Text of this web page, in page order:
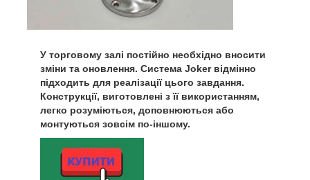
У торговому залі постійно необхідно вносити
зміни та оновлення. Система Joker відмінно
підходить для реалізації цього завдання.
Конструкції, виготовлені з її використанням,
легко розуміються, доповнюються або
монтуються зовсім по-іншому.